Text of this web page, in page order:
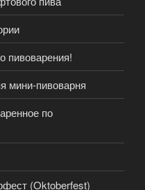
пивоварения!
мини-пивоварня
по
(Oktoberfest)